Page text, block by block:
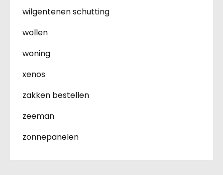
wilgentenen schutting
wollen
woning
xenos
zakken bestellen
zeeman
zonnepanelen